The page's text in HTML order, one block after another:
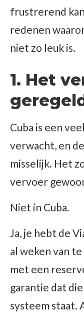
frustrerend
redenen
niet zo leuk is.
1. Het
Cuba is een
verwacht, en
misselijk. Het
vervoer
Niet in Cuba.
Ja, je hebt de
al weken van
met een
garantie dat
systeem staat.